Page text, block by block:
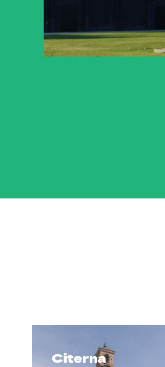
Citerna